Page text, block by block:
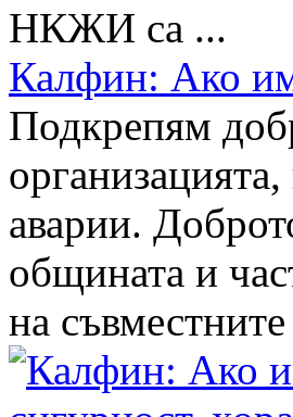
НКЖИ са ...
Калфин: Ако
Подкрепям
аварии.
общината и
на